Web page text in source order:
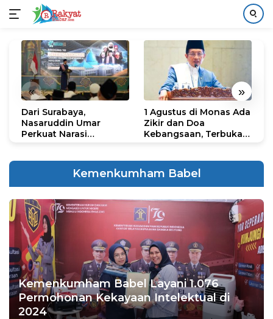
konten
« »
Dari Surabaya,
Nasaruddin Umar
Perkuat Narasi
1 Agustus di Monas Ada
Zikir dan Doa
Kebangsaan, Terbuka
Kemenkumham Babel
Kemenkumham Babel Layani 1.076
Permohonan Kekayaan Intelektual di
2024